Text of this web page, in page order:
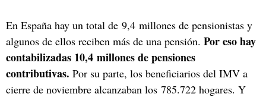
En España hay un total de 9,4 millones de pensionistas y
algunos de ellos reciben más de una pensión. Por eso hay
contabilizadas 10,4 millones de pensiones
contributivas. Por su parte, los beneficiarios del IMV a
cierre de noviembre alcanzaban los 785.722 hogares. Y